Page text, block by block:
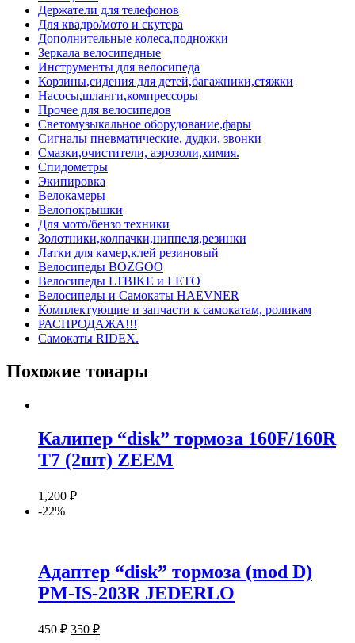
Держатели для телефонов
Для квадро/мото и скутера
Дополнительные колеса,подножки
Зеркала велосипедные
Инструменты для велосипеда
Корзины,сидения для детей,багажники,стяжки
Насосы,шланги,компрессоры
Прочее для велосипедов
Светомузыкальное оборудование,фары
Сигналы пневматические, дудки, звонки
Смазки,очистители, аэрозоли,химия.
Спидометры
Экипировка
Велокамеры
Велопокрышки
Для мото/бензо техники
Золотники,колпачки,ниппеля,резинки
Латки для камер,клей резиновый
Велосипеды BOZGOO
Велосипеды LTBIKE и LETO
Велосипеды и Самокаты HAEVNER
Комплектующие и запчасти к самокатам, роликам
РАСПРОДАЖА!!!
Самокаты RIDEX.
Похожие товары
Калипер “disk” тормоза 160F/160R
T7 (2шт) ZEEM
1,200 ₽
-22%
Адаптер “disk” тормоза (mod D)
PM-IS-203R JEDERLO
450₽ 350 ₽